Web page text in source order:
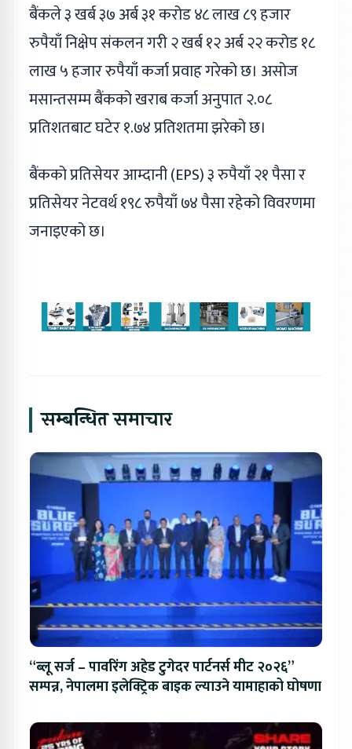
बैंकले ३ खर्ब ३७ अर्ब ३१ करोड ४८ लाख ८९ हजार
रुपैयाँ निक्षेप संकलन गरी २ खर्ब १२ अर्ब २२ करोड १८
लाख ५ हजार रुपैयाँ कर्जा प्रवाह गरेको छ। असोज
मसान्तसम्म बैंकको खराब कर्जा अनुपात २.०८
प्रतिशतबाट घटेर १.७४ प्रतिशतमा झरेको छ।
बैंकको प्रतिसेयर आम्दानी (EPS) ३ रुपैयाँ २१ पैसा र
प्रतिसेयर नेटवर्थ १९८ रुपैयाँ ७४ पैसा रहेको विवरणमा
जनाइएको छ।
सम्बन्धित समाचार
“ब्लू सर्ज – पावरिंग अहेड टुगेदर पार्टनर्स मीट २०२६”
सम्पन्न, नेपालमा इलेक्ट्रिक बाइक ल्याउने यामाहाको घोषणा